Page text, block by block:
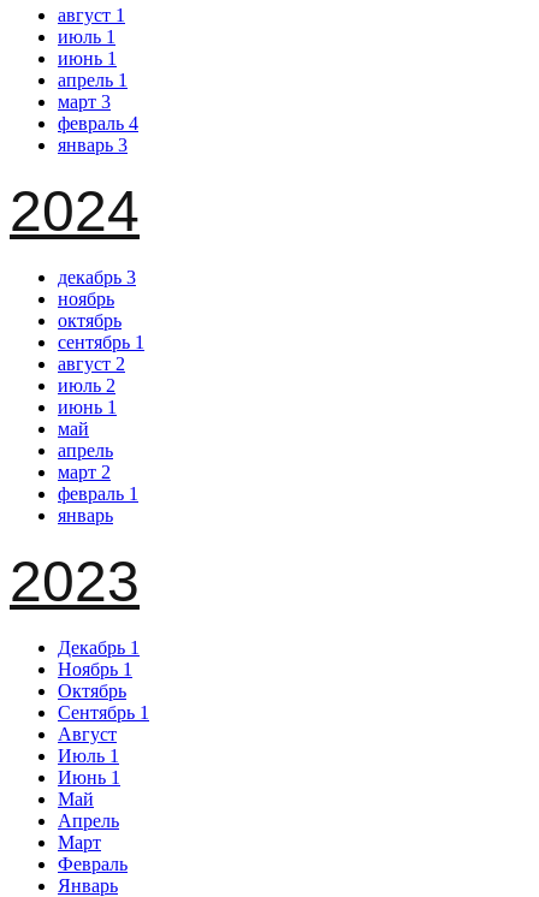
август 1
июль 1
июнь 1
апрель 1
март 3
февраль 4
январь 3
2024
декабрь 3
ноябрь
октябрь
сентябрь 1
август 2
июль 2
июнь 1
май
апрель
март 2
февраль 1
январь
2023
Декабрь 1
Ноябрь 1
Октябрь
Сентябрь 1
Август
Июль 1
Июнь 1
Май
Апрель
Март
Февраль
Январь